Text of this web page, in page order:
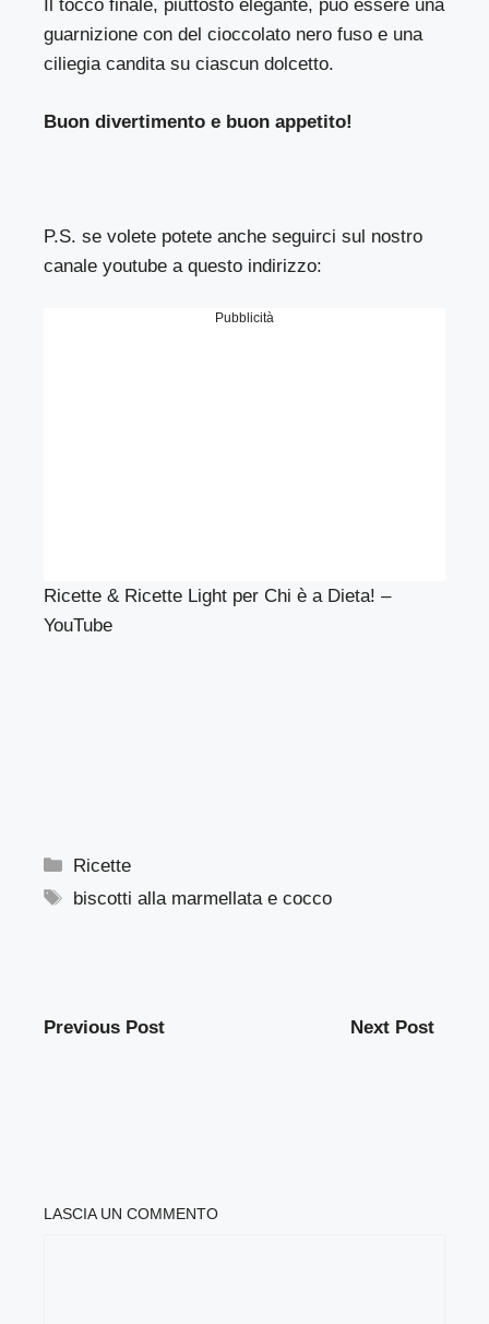
Il tocco finale, piuttosto elegante, può essere una
guarnizione con del cioccolato nero fuso e una
ciliegia candita su ciascun dolcetto.
Buon divertimento e buon appetito!
P.S. se volete potete anche seguirci sul nostro
canale youtube a questo indirizzo:
Pubblicità
Ricette & Ricette Light per Chi è a Dieta! –
YouTube
Categorie
Ricette
Tag
biscotti alla marmellata e cocco
Previous Post Next Post
LASCIA UN COMMENTO